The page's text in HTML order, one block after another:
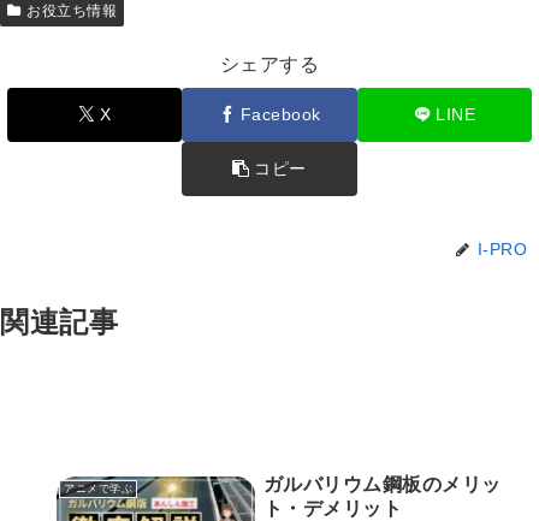
お役立ち情報
シェアする
X Facebook LINE
コピー
I-PRO
関連記事
アニメで学ぶ
ガルバリウム鋼板のメリッ
ト・デメリット